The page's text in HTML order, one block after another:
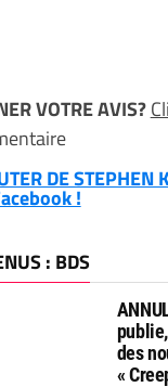
VOTRE AVIS?
DE
!
: BDS
des
«